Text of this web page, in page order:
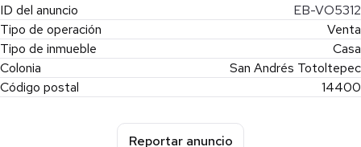
instalaciones hidropónicas.
ID del anuncio
EB-VO5312
Tipo de operación
Venta
Tipo de inmueble
Casa
Colonia
San Andrés Totoltepec
Código postal
14400
Reportar anuncio